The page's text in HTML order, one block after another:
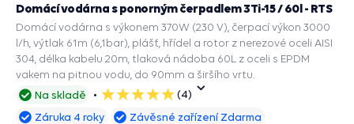
Na skladě
5
hvězdiček
(4)
Domácí vodárna s ponorným čerpadlem 3Ti-15 / 60l - RTS
Domácí vodárna s výkonem 370W (230 V), čerpací výkon 3000
l/h, výtlak 61m (6,1bar), plášť, hřídel a rotor z nerezové oceli AISI
304, délka kabelu 20m, tlaková nádoba 60L z oceli s EPDM
vakem na pitnou vodu, do 90mm a širšího vrtu.
Záruka 4 roky Závěsné zařízení Zdarma